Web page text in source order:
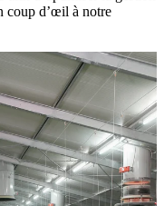
coup d’œil à notre